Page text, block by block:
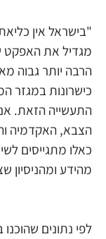
"בישראל אין
מגדיל את
הרבה יותר גבוה
כישרונות במגזר
התעשייה הזאת.
הצבא, האקדמיה
כאלו מתגייסים
מהידע ומהניסיון
לפי נתונים